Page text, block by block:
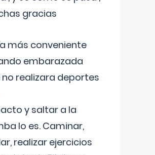
gracias
más conveniente
embarazada
no realizara deportes
y saltar a la
lo es. Caminar,
realizar ejercicios